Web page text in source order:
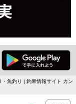
魚釣り | 釣果情報サイト カン